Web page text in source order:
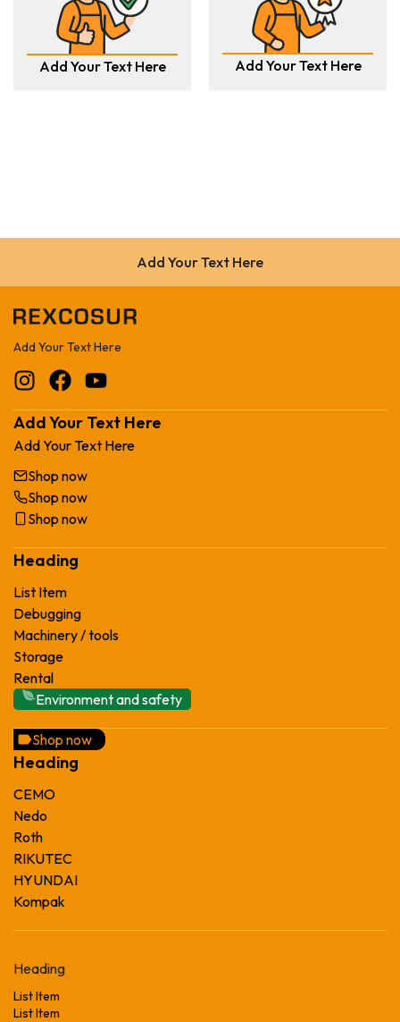
Add Your Text Here Add Your Text Here
Add Your Text Here
Add Your Text Here
Add Your Text Here
Add Your Text Here
Shop now
Shop now
Shop now
Heading
List Item
Debugging
Machinery / tools
Storage
Rental
Environment and safety
Shop now
Heading
CEMO
Nedo
Roth
RIKUTEC
HYUNDAI
Kompak
Heading
List Item
List Item